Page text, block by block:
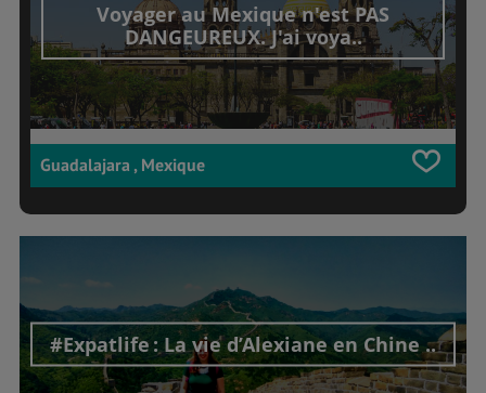
Voyager au Mexique n'est PAS
DANGEUREUX. J'ai voya..
Guadalajara , Mexique
#Expatlife : La vie d’Alexiane en Chine ..